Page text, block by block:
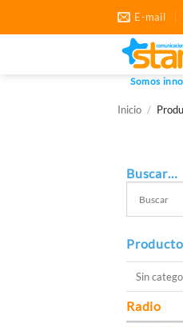
contenido
E-mail
Somos
Inicio /
Buscar…
Sin
Radio